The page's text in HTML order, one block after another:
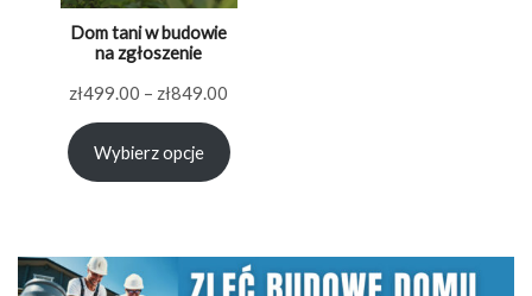
Dom tani w budowie
na zgłoszenie
zł499.00 – zł849.00
od
Wybierz opcje